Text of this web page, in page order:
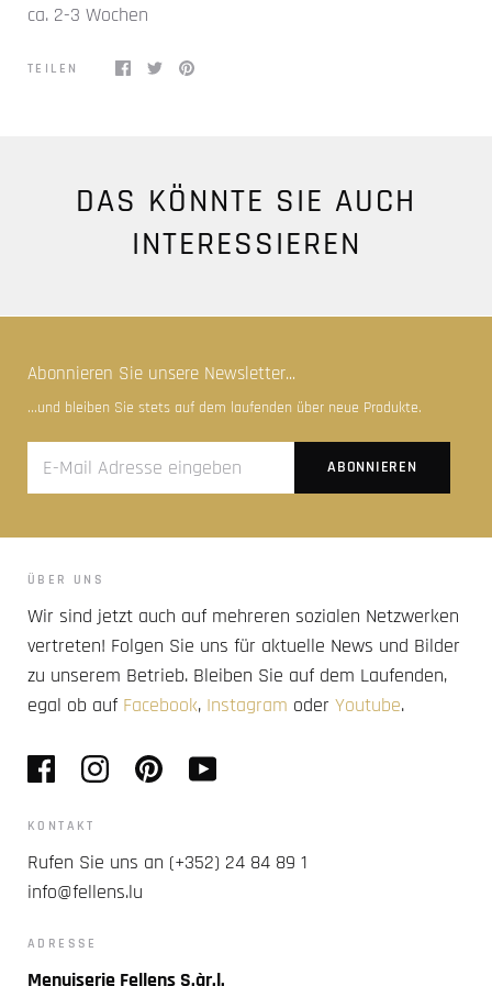
ca. 2-3 Wochen
TEILEN
DAS KÖNNTE SIE AUCH
INTERESSIEREN
Abonnieren Sie unsere Newsletter...
...und bleiben Sie stets auf dem laufenden über neue Produkte.
ÜBER UNS
Wir sind jetzt auch auf mehreren sozialen Netzwerken
vertreten! Folgen Sie uns für aktuelle News und Bilder
zu unserem Betrieb. Bleiben Sie auf dem Laufenden,
egal ob auf Facebook, Instagram oder Youtube.
KONTAKT
Rufen Sie uns an (+352) 24 84 89 1
info@fellens.lu
ADRESSE
Menuiserie Fellens S.àr.l.